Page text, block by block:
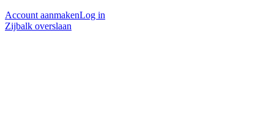
Account aanmakenLog in
Zijbalk overslaan